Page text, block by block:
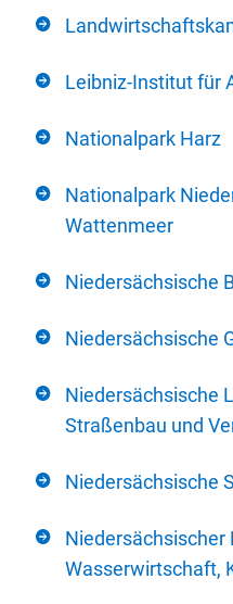
Leibniz-Institut für
Nationalpark Harz
Nationalpark
Wattenmeer
Niedersächsische
Niedersächsische
Niedersächsische
Straßenbau und
Niedersächsische
Wasserwirtschaft,